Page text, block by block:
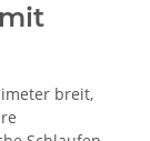
breit,